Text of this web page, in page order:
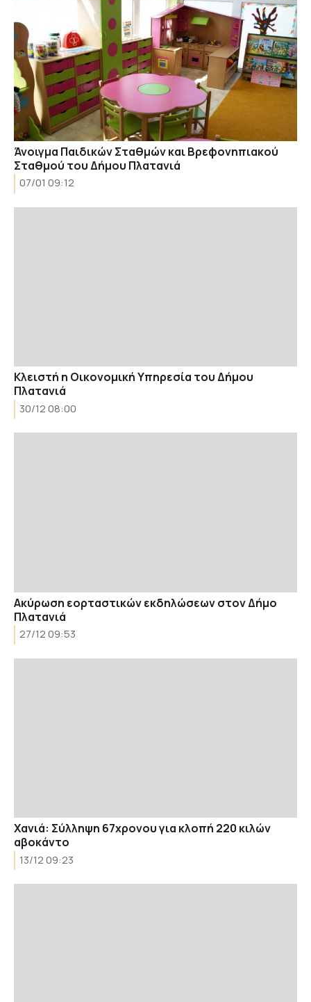
Άνοιγμα Παιδικών Σταθμών και Βρεφονηπιακού
Σταθμού του Δήμου Πλατανιά
07/01 09:12
Κλειστή η Οικονομική Υπηρεσία του Δήμου
Πλατανιά
30/12 08:00
Ακύρωση εορταστικών εκδηλώσεων στον Δήμο
Πλατανιά
27/12 09:53
Χανιά: Σύλληψη 67χρονου για κλοπή 220 κιλών
αβοκάντο
13/12 09:23